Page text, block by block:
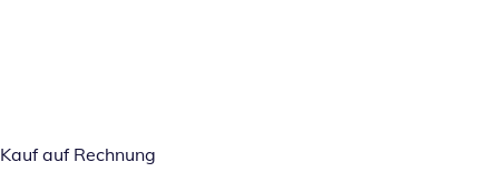
Kauf auf Rechnung